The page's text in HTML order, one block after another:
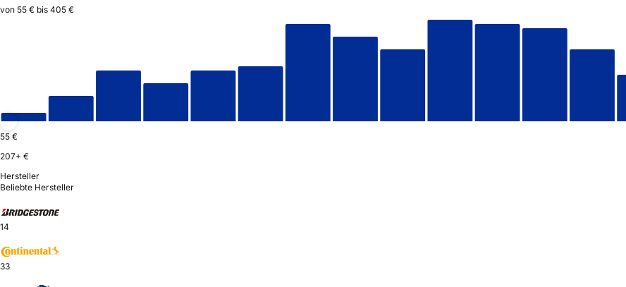
von 55 € bis 405 €
55 €
207+ €
Hersteller
Beliebte Hersteller
14
33